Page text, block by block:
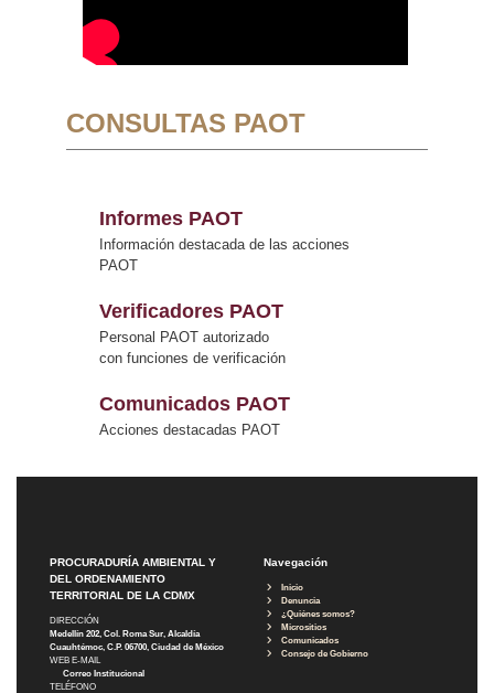
CONSULTAS PAOT
Informes PAOT
Información destacada de las acciones
PAOT
Verificadores PAOT
Personal PAOT autorizado
con funciones de verificación
Comunicados PAOT
Acciones destacadas PAOT
PROCURADURÍA AMBIENTAL Y
DEL ORDENAMIENTO
TERRITORIAL DE LA CDMX
DIRECCIÓN
Medellín 202, Col. Roma Sur, Alcaldía
Cuauhtémoc, C.P. 06700, Ciudad de México
WEB E-MAIL
Correo Institucional
TELÉFONO
Navegación
Inicio
Denuncia
¿Quiénes somos?
Micrositios
Comunicados
Consejo de Gobierno